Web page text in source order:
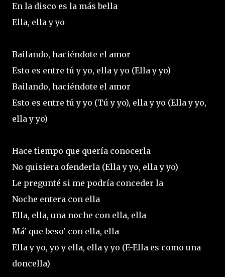
En la disco es la más bella
Ella, ella y yo
Bailando, haciéndote el amor
Esto es entre tú y yo, ella y yo (Ella y yo)
Bailando, haciéndote el amor
Esto es entre tú y yo (Tú y yo), ella y yo (Ella y yo,
ella y yo)
Hace tiempo que quería conocerla
No quisiera ofenderla (Ella y yo, ella y yo)
Le pregunté si me podría conceder la
Noche entera con ella
Ella, ella, una noche con ella, ella
Má' que beso' con ella, ella
Ella y yo, yo y ella, ella y yo (E-Ella es como una
doncella)